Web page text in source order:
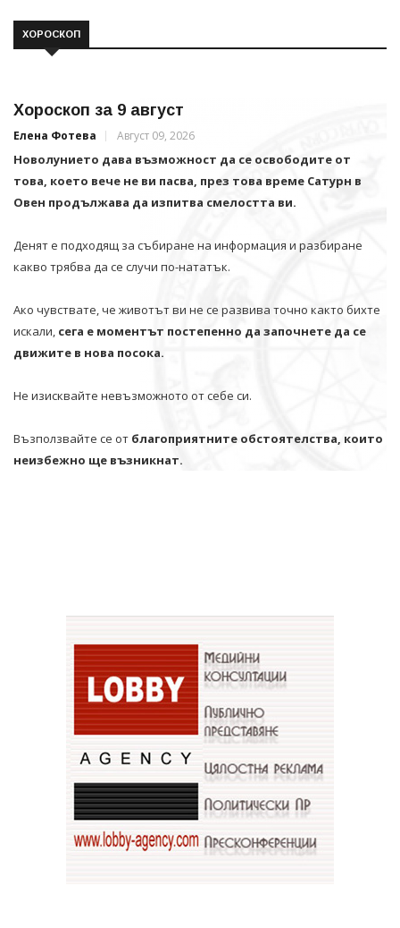
ХОРОСКОП
Хороскоп за 9 август
Елена Фотева Август 09, 2026
Новолунието дава възможност да се освободите от
това, което вече не ви пасва, през това време Сатурн в
Овен продължава да изпитва смелостта ви.
Денят е подходящ за събиране на информация и разбиране
какво трябва да се случи по-нататък.
Ако чувствате, че животът ви не се развива точно както бихте
искали, сега е моментът постепенно да започнете да се
движите в нова посока.
Не изисквайте невъзможното от себе си.
Възползвайте се от благоприятните обстоятелства, които
неизбежно ще възникнат.